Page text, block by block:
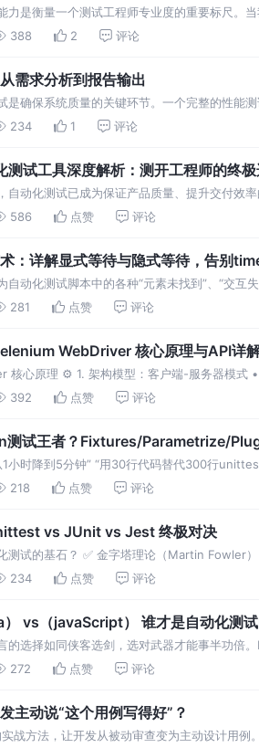
力是衡量一个测试工程师专业度的重要标尺。
15个Linux命令，就能解决我
388 2 评论
需求分析到报告输出
是确保系统质量的关键环节。一个完整的性能
测试的全流程，从需求分析到报告输出，带你一
234 1 评论
试工具深度解析：测开工程师的终
自动化测试已成为保证产品质量、提升交付效
您深度解析2025年最受欢迎的5款自动化测试工
586 点赞 评论
：详解显式等待与隐式等待，告别
自动化测试脚本中的各种“元素未找到”、“交
就来深入探讨Selenium
281 点赞 评论
WebDriver 核心原理与API详
心原理 ⚙️ 1. 架构模型：客户端-服务器模式
392 点赞 评论
测试王者？Fixtures/Parametrize/
小时降到5分钟” “用30行代码替代300行
218 点赞 评论
vs JUnit vs Jest 终极对决
测试的基石？ ✅ 金字塔理论（Martin
234 点赞 评论
） vs（javaScript） 谁才是自动化测
的选择如同侠客选剑，选对武器才能事半功倍
场？本文将深入剖析三大语言在自
272 点赞 评论
主动说“这个用例写得好”？
战方法，让开发从被动审查变为主动设计用例